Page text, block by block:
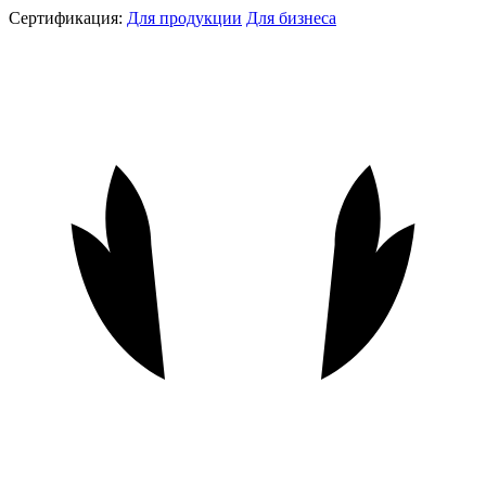
Сертификация: Для продукции Для бизнеса